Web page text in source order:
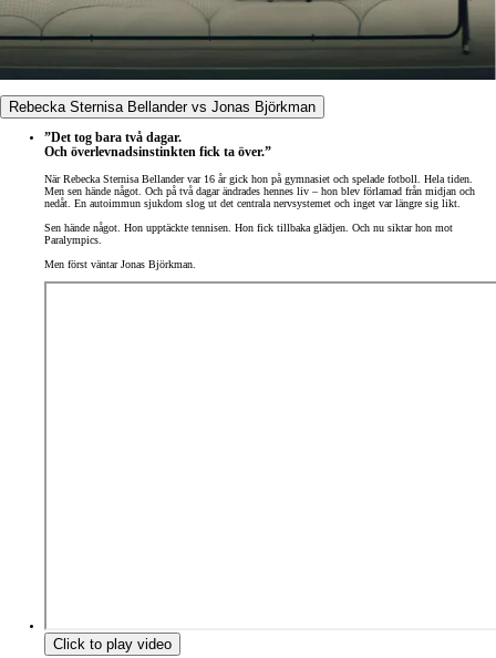
Rebecka Sternisa Bellander vs Jonas Björkman
”Det tog bara två dagar.
Och överlevnadsinstinkten fick ta över.”
När Rebecka Sternisa Bellander var 16 år gick hon på gymnasiet och spelade fotboll. Hela tiden.
Men sen hände något. Och på två dagar ändrades hennes liv – hon blev förlamad från midjan och
nedåt. En autoimmun sjukdom slog ut det centrala nervsystemet och inget var längre sig likt.
Sen hände något. Hon upptäckte tennisen. Hon fick tillbaka glädjen. Och nu siktar hon mot
Paralympics.
Men först väntar Jonas Björkman.
Click to play video